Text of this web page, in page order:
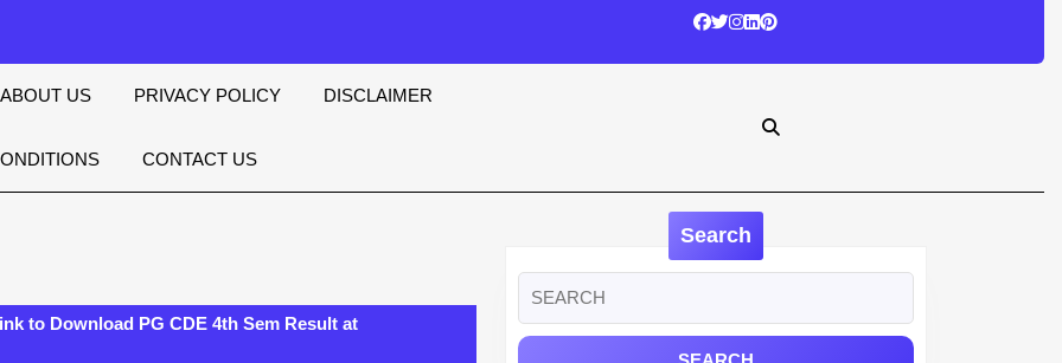
ABOUT US PRIVACY POLICY DISCLAIMER
CONTACT US
to Download PG CDE 4th Sem Result at
Search
for: